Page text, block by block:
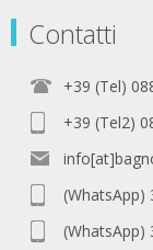
Contatti
+39 (Tel)
+39 (Tel2)
(WhatsApp)
(WhatsApp)